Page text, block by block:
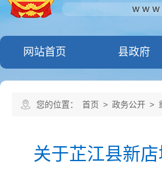
网站首页 县政府
您的位置： 首页 > 政务公开 >
关于芷江县新